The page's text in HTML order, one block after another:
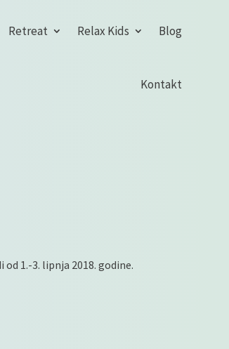
Retreat Relax Kids Blog
Kontakt
1.-3. lipnja 2018. godine.